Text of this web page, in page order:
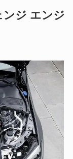
ンジ エンジ